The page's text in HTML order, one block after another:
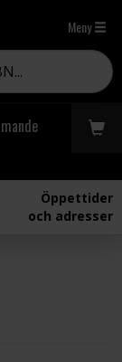
Meny
Öppettider
och adresser